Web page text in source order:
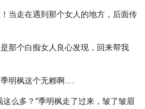
当走在遇到那个女人的地方，后面传
那个白痴女人良心发现，回来帮我
明枫这个无赖啊……
这么多？”季明枫走了过来，皱了皱眉